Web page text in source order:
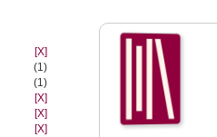
[X]
(1)
(1)
[X]
[X]
[X]